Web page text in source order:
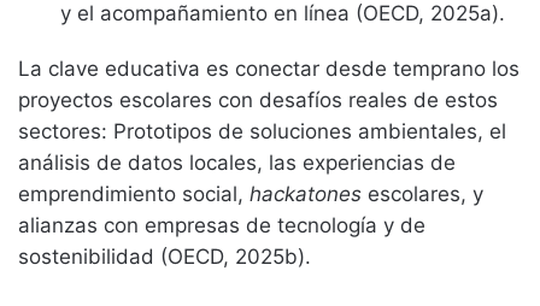
y el acompañamiento en línea (OECD, 2025a).
La clave educativa es conectar desde temprano los
proyectos escolares con desafíos reales de estos
sectores: Prototipos de soluciones ambientales, el
análisis de datos locales, las experiencias de
emprendimiento social, hackatones escolares, y
alianzas con empresas de tecnología y de
sostenibilidad (OECD, 2025b).